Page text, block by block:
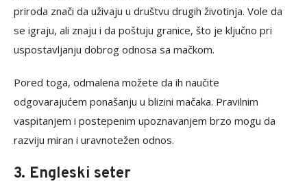
priroda znači da uživaju u društvu drugih životinja. Volе da
se igraju, ali znaju i da poštuju granice, što je ključno pri
uspostavljanju dobrog odnosa sa mačkom.
Pored toga, odmalena možete da ih naučite
odgovarajućem ponašanju u blizini mačaka. Pravilnim
vaspitanjem i postepenim upoznavanjem brzo mogu da
razviju miran i uravnotežen odnos.
3. Engleski seter